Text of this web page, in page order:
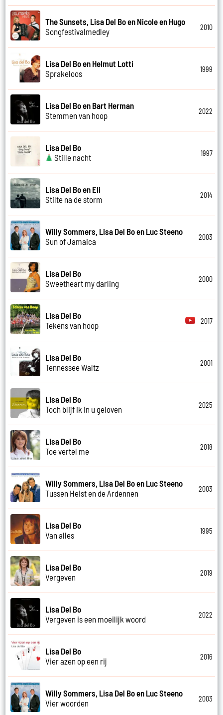
The Sunsets, Lisa Del Bo en Nicole en Hugo
Songfestivalmedley
2010
Lisa Del Bo en Helmut Lotti
Sprakeloos
1999
Lisa Del Bo en Bart Herman
Stemmen van hoop
2022
Lisa Del Bo
Stille nacht
1997
Lisa Del Bo en Eli
Stilte na de storm
2014
Willy Sommers, Lisa Del Bo en Luc Steeno
Sun of Jamaica
2003
Lisa Del Bo
Sweetheart my darling
2000
Lisa Del Bo
Tekens van hoop
2017
Lisa Del Bo
Tennessee Waltz
2001
Lisa Del Bo
Toch blijf ik in u geloven
2025
Lisa Del Bo
Toe vertel me
2018
Willy Sommers, Lisa Del Bo en Luc Steeno
Tussen Heist en de Ardennen
2003
Lisa Del Bo
Van alles
1995
Lisa Del Bo
Vergeven
2019
Lisa Del Bo
Vergeven is een moeilijk woord
2022
Lisa Del Bo
Vier azen op een rij
2016
Willy Sommers, Lisa Del Bo en Luc Steeno
Vier woorden
2003